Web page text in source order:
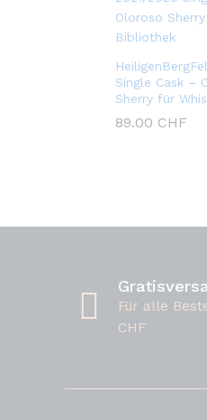
Single Cask –
Sherry für
89.00 CHF
Für alle
CHF